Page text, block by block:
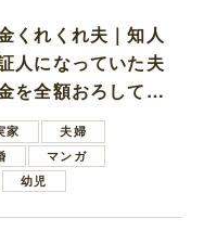
くれくれ夫｜知人
人になっていた夫
を全額おろしてほ
てきた
家
夫婦
マンガ
幼児